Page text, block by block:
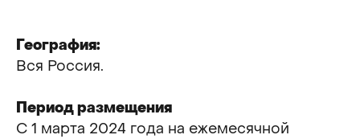
География:
Вся Россия.
Период размещения
С 1 марта 2024 года на ежемесячной